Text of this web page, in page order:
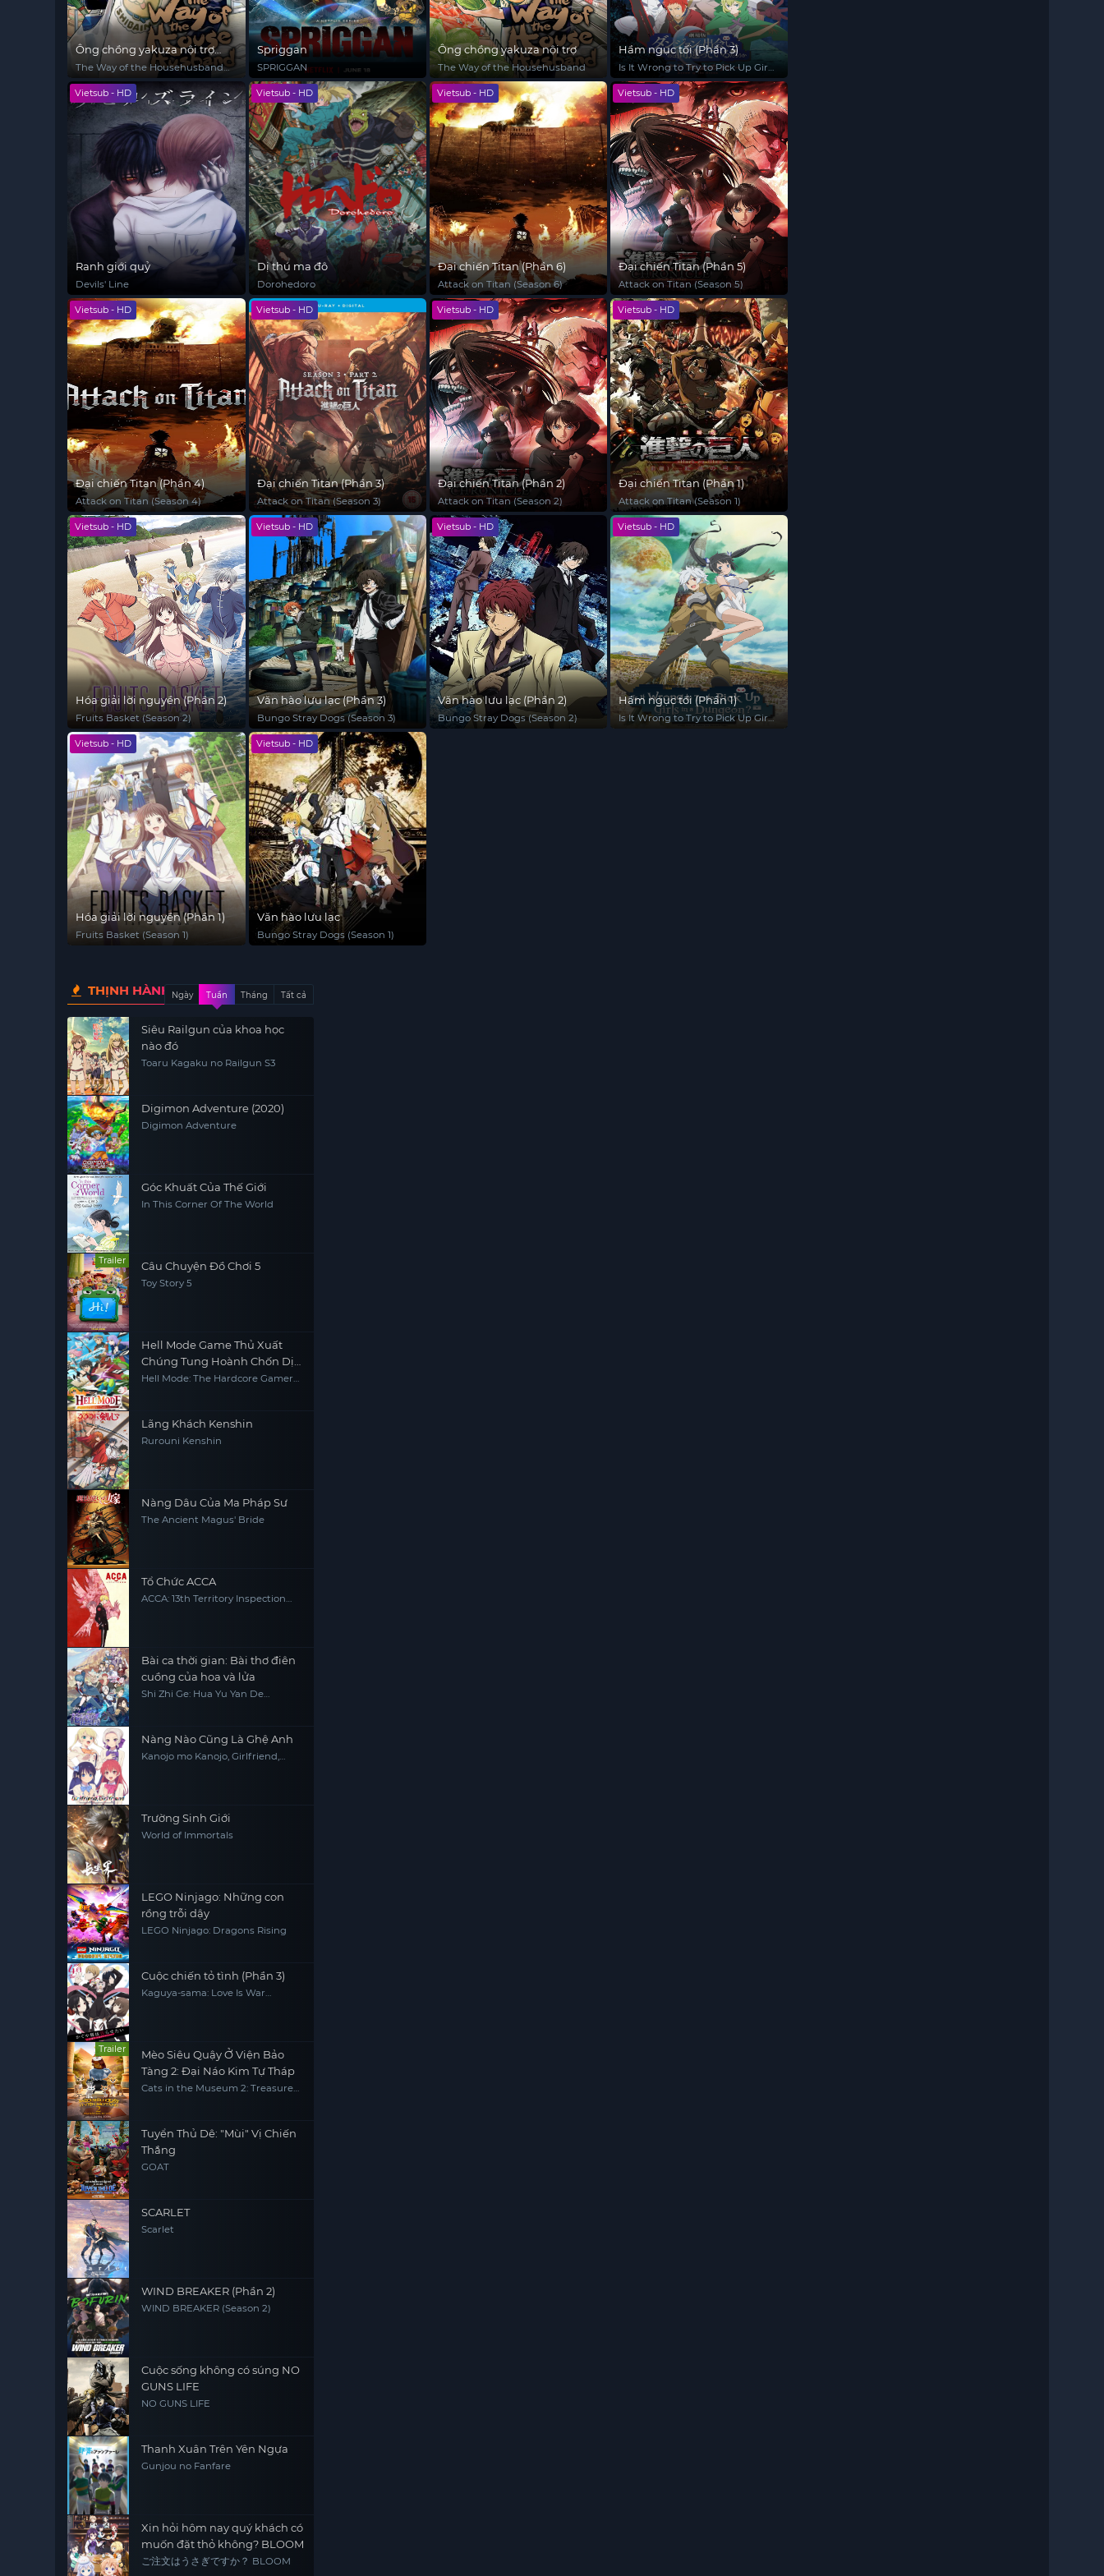
Ông chồng yakuza nội trợ
(Phần 2)
The Way of the Househusband
(Season 2)
Spriggan
SPRIGGAN
Ông chồng yakuza nội trợ
The Way of the Househusband
Hầm ngục tối (Phần 3)
Is It Wrong to Try to Pick Up Girls
in a Dungeon? (Season 3)
Vietsub - HD
Ranh giới quỷ
Devils' Line
Vietsub - HD
Dị thú ma đô
Dorohedoro
Vietsub - HD
Đại chiến Titan (Phần 6)
Attack on Titan (Season 6)
Vietsub - HD
Đại chiến Titan (Phần 5)
Attack on Titan (Season 5)
Vietsub - HD
Đại chiến Titan (Phần 4)
Attack on Titan (Season 4)
Vietsub - HD
Đại chiến Titan (Phần 3)
Attack on Titan (Season 3)
Vietsub - HD
Đại chiến Titan (Phần 2)
Attack on Titan (Season 2)
Vietsub - HD
Đại chiến Titan (Phần 1)
Attack on Titan (Season 1)
Vietsub - HD
Hóa giải lời nguyền (Phần 2)
Fruits Basket (Season 2)
Vietsub - HD
Văn hào lưu lạc (Phần 3)
Bungo Stray Dogs (Season 3)
Vietsub - HD
Văn hào lưu lạc (Phần 2)
Bungo Stray Dogs (Season 2)
Vietsub - HD
Hầm ngục tối (Phần 1)
Is It Wrong to Try to Pick Up Girls
Vietsub - HD
Hóa giải lời nguyền (Phần 1)
Fruits Basket (Season 1)
Vietsub - HD
Văn hào lưu lạc
Bungo Stray Dogs (Season 1)
THỊNH HÀNHNgày Tuần Tháng Tất cả
Siêu Railgun của khoa học
nào đó
Toaru Kagaku no Railgun S3
Digimon Adventure (2020)
Digimon Adventure
Góc Khuất Của Thế Giới
In This Corner Of The World
Trailer Câu Chuyện Đồ Chơi 5
Toy Story 5
Hell Mode Game Thủ Xuất
Chúng Tung Hoành Chốn Dị
Giới Hỗn Nguyên
Hell Mode: The Hardcore Gamer
Lãng Khách Kenshin
Rurouni Kenshin
Nàng Dâu Của Ma Pháp Sư
The Ancient Magus' Bride
Tổ Chức ACCA
ACCA: 13th Territory Inspection
Bài ca thời gian: Bài thơ điên
cuồng của hoa và lửa
Shi Zhi Ge: Hua Yu Yan De
Nàng Nào Cũng Là Ghệ Anh
Kanojo mo Kanojo, Girlfriend,
Trường Sinh Giới
World of Immortals
LEGO Ninjago: Những con
rồng trỗi dậy
LEGO Ninjago: Dragons Rising
Cuộc chiến tỏ tình (Phần 3)
Kaguya-sama: Love Is War
Trailer
Mèo Siêu Quậy Ở Viện Bảo
Tàng 2: Đại Náo Kim Tự Tháp
Cats in the Museum 2: Treasures
Tuyển Thủ Dê: "Mùi" Vị Chiến
Thắng
GOAT
SCARLET
Scarlet
WIND BREAKER (Phần 2)
WIND BREAKER (Season 2)
Cuộc sống không có súng NO
GUNS LIFE
NO GUNS LIFE
Thanh Xuân Trên Yên Ngựa
Gunjou no Fanfare
Xin hỏi hôm nay quý khách có
muốn đặt thỏ không? BLOOM
ご注文はうさぎですか？ BLOOM